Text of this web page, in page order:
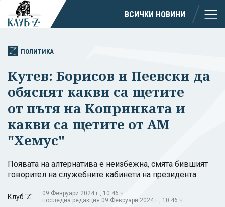
ВСИЧКИ НОВИНИ
ПОЛИТИКА
Кутев: Борисов и Пеевски да
обяснят какви са щетите
от пътя на Копринката и
какви са щетите от АМ
"Хемус"
Появата на алтернатива е неизбежна, смята бившият
говорител на служебните кабинети на президента
Клуб 'Z'
09 Февруари 2024 г., 10:46 ч.
последна редакция 09 Февруари 2024 г., 10:46 ч.